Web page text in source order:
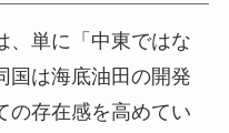
、単に「中東ではな
国は海底油田の開発
の存在感を高めてい